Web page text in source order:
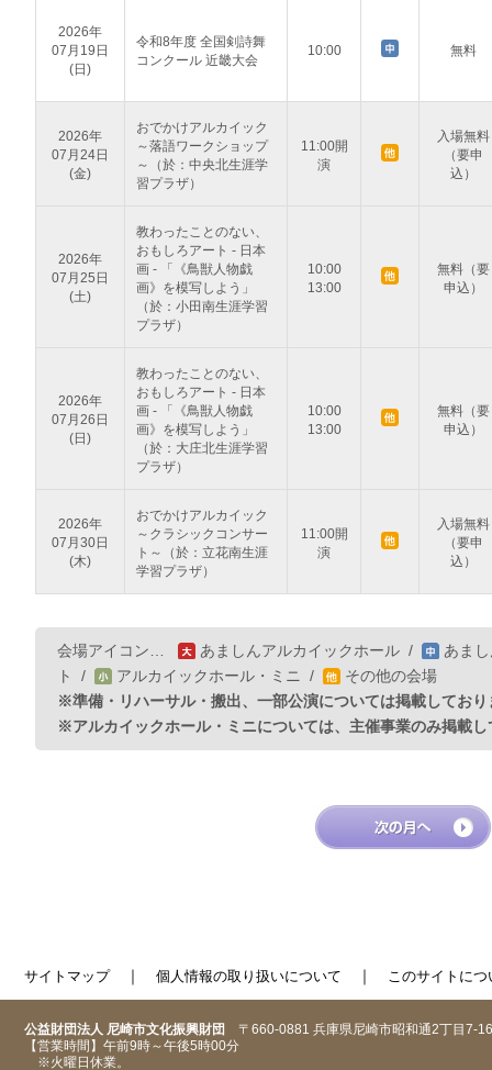
2026年
07月19日
(日)
令和8年度 全国剣詩舞
コンクール 近畿大会
10:00 無料
2026年
07月24日
(金)
おでかけアルカイック
～落語ワークショップ
～（於：中央北生涯学
習プラザ）
11:00開
演
入場無料
（要申
込）
2026年
07月25日
(土)
教わったことのない、
おもしろアート - 日本
画 - 「《鳥獣人物戯
画》を模写しよう」
（於：小田南生涯学習
プラザ）
10:00
13:00
無料（要
申込）
2026年
07月26日
(日)
教わったことのない、
おもしろアート - 日本
画 - 「《鳥獣人物戯
画》を模写しよう」
（於：大庄北生涯学習
プラザ）
10:00
13:00
無料（要
申込）
2026年
07月30日
(木)
おでかけアルカイック
～クラシックコンサー
ト～（於：立花南生涯
学習プラザ）
11:00開
演
入場無料
（要申
込）
会場アイコン… あましんアルカイックホール /
あま
ト
/ アルカイックホール・ミニ /
その他の会場
※準備・リハーサル・搬出、一部公演については掲載しており
※アルカイックホール・ミニについては、主催事業のみ掲載し
サイトマップ｜ 個人情報の取り扱いについて ｜ このサイトにつ
公益財団法人 尼崎市文化振興財団 〒660-0881 兵庫県尼崎市昭和通2丁目7-16
【営業時間】午前9時～午後5時00分
※火曜日休業。